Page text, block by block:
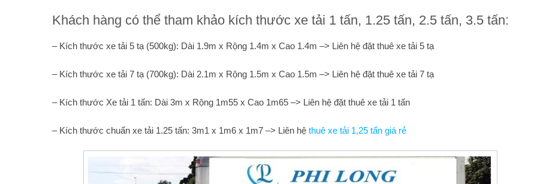
Khách hàng có thể tham khảo kích thước xe tải 1 tấn, 1.25 tấn, 2.5 tấn, 3.5 tấn:
– Kích thước xe tải 5 tạ (500kg): Dài 1.9m x Rộng 1.4m x Cao 1.4m –> Liên hệ đặt thuê xe tải 5 tạ
– Kích thước xe tải 7 tạ (700kg): Dài 2.1m x Rộng 1.5m x Cao 1.5m –> Liên hệ đặt thuê xe tải 7 tạ
– Kích thước Xe tải 1 tấn: Dài 3m x Rộng 1m55 x Cao 1m65 –> Liên hệ đặt thuê xe tải 1 tấn
– Kích thước chuẩn xe tải 1.25 tấn: 3m1 x 1m6 x 1m7 –> Liên hệ thuê xe tải 1,25 tấn giá rẻ